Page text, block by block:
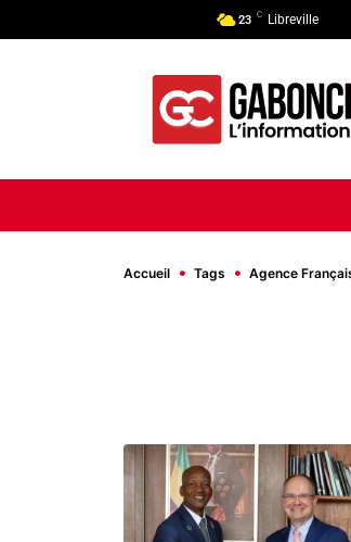
23 C Libreville
Accueil Tags Agence